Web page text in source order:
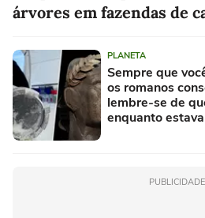
árvores em fazendas de
PLANETA
Sempre que
os romanos
lembre-se de
enquanto
PUBLICIDADE